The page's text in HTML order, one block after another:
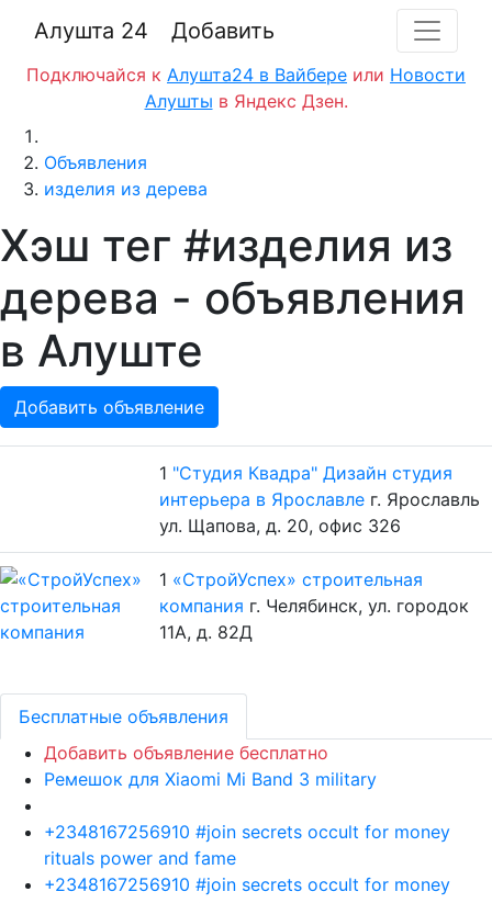
Алушта 24 Добавить
Подключайся к Алушта24 в Вайбере или Новости
Алушты в Яндекс Дзен.
Объявления
изделия из дерева
Хэш тег #изделия из
дерева - объявления
в Алуште
Добавить объявление
1 "Студия Квадра" Дизайн студия
интерьера в Ярославле г. Ярославль
ул. Щапова, д. 20, офис 326
1 «СтройУспех» строительная
компания г. Челябинск, ул. городок
11А, д. 82Д
Бесплатные объявления
Добавить объявление бесплатно
Ремешок для Xiaomi Mi Band 3 military
+2348167256910 #join secrets occult for money
rituals power and fame
+2348167256910 #join secrets occult for money